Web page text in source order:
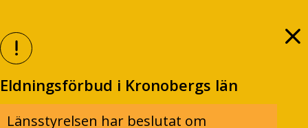
Eldningsförbud i Kronobergs län
Länsstyrelsen har beslutat om